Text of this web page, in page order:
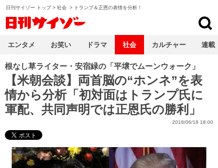
日刊サイゾー トップ> 社会 > トランプ＆正恩の表情を分析！
根なし草ライター・安宿緑の「平壌でムーンウォーク」
【米朝会談】両首脳の“ホンネ”を表
情から分析「初対面はトランプ氏に
軍配、共同声明では正恩氏の勝利」
2018/06/18 18:00
エンタメ お笑い ドラマ 社会 カルチャー 連載